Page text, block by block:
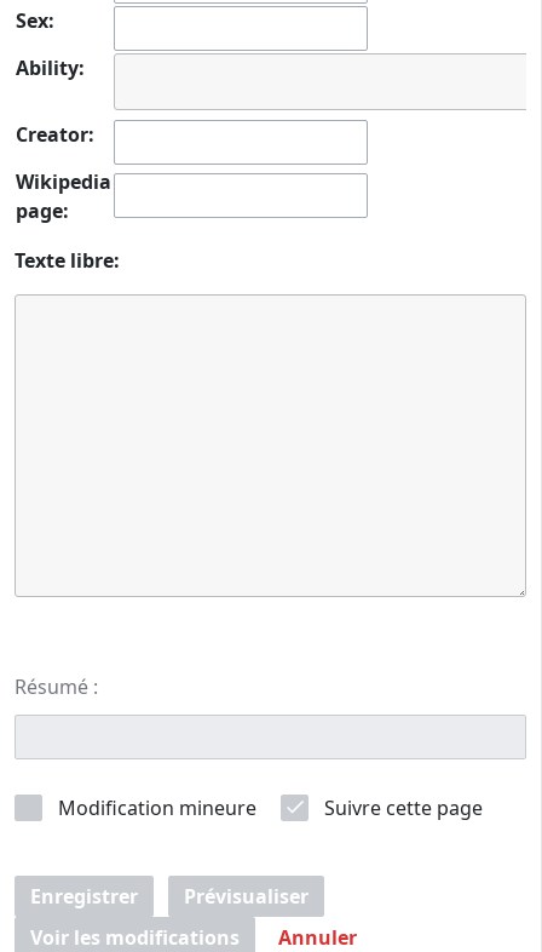
Sex:
Ability:
Creator:
Wikipedia
page:
Texte libre:
Résumé :
Modification mineure Suivre cette page
Enregistrer
Prévisualiser
Voir les modifications
Annuler